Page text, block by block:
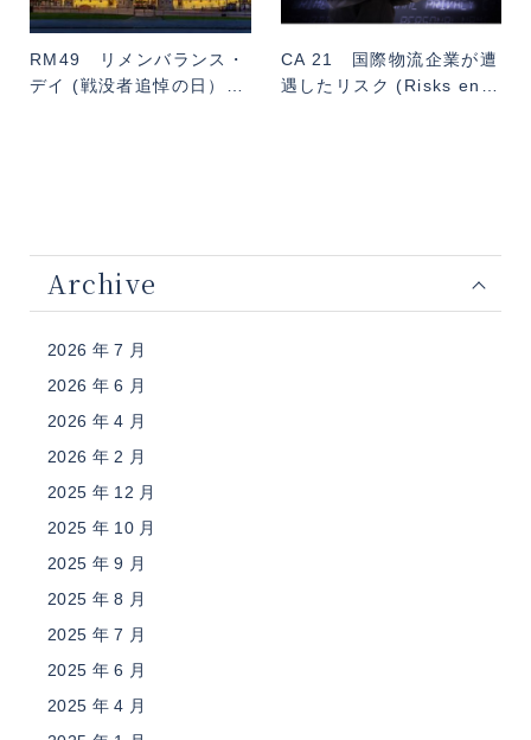
RM49 リメンバランス・
デイ (戦没者追悼の日）…
CA 21 国際物流企業が遭
遇したリスク (Risks en…
Archive
2026 年 7 月
2026 年 6 月
2026 年 4 月
2026 年 2 月
2025 年 12 月
2025 年 10 月
2025 年 9 月
2025 年 8 月
2025 年 7 月
2025 年 6 月
2025 年 4 月